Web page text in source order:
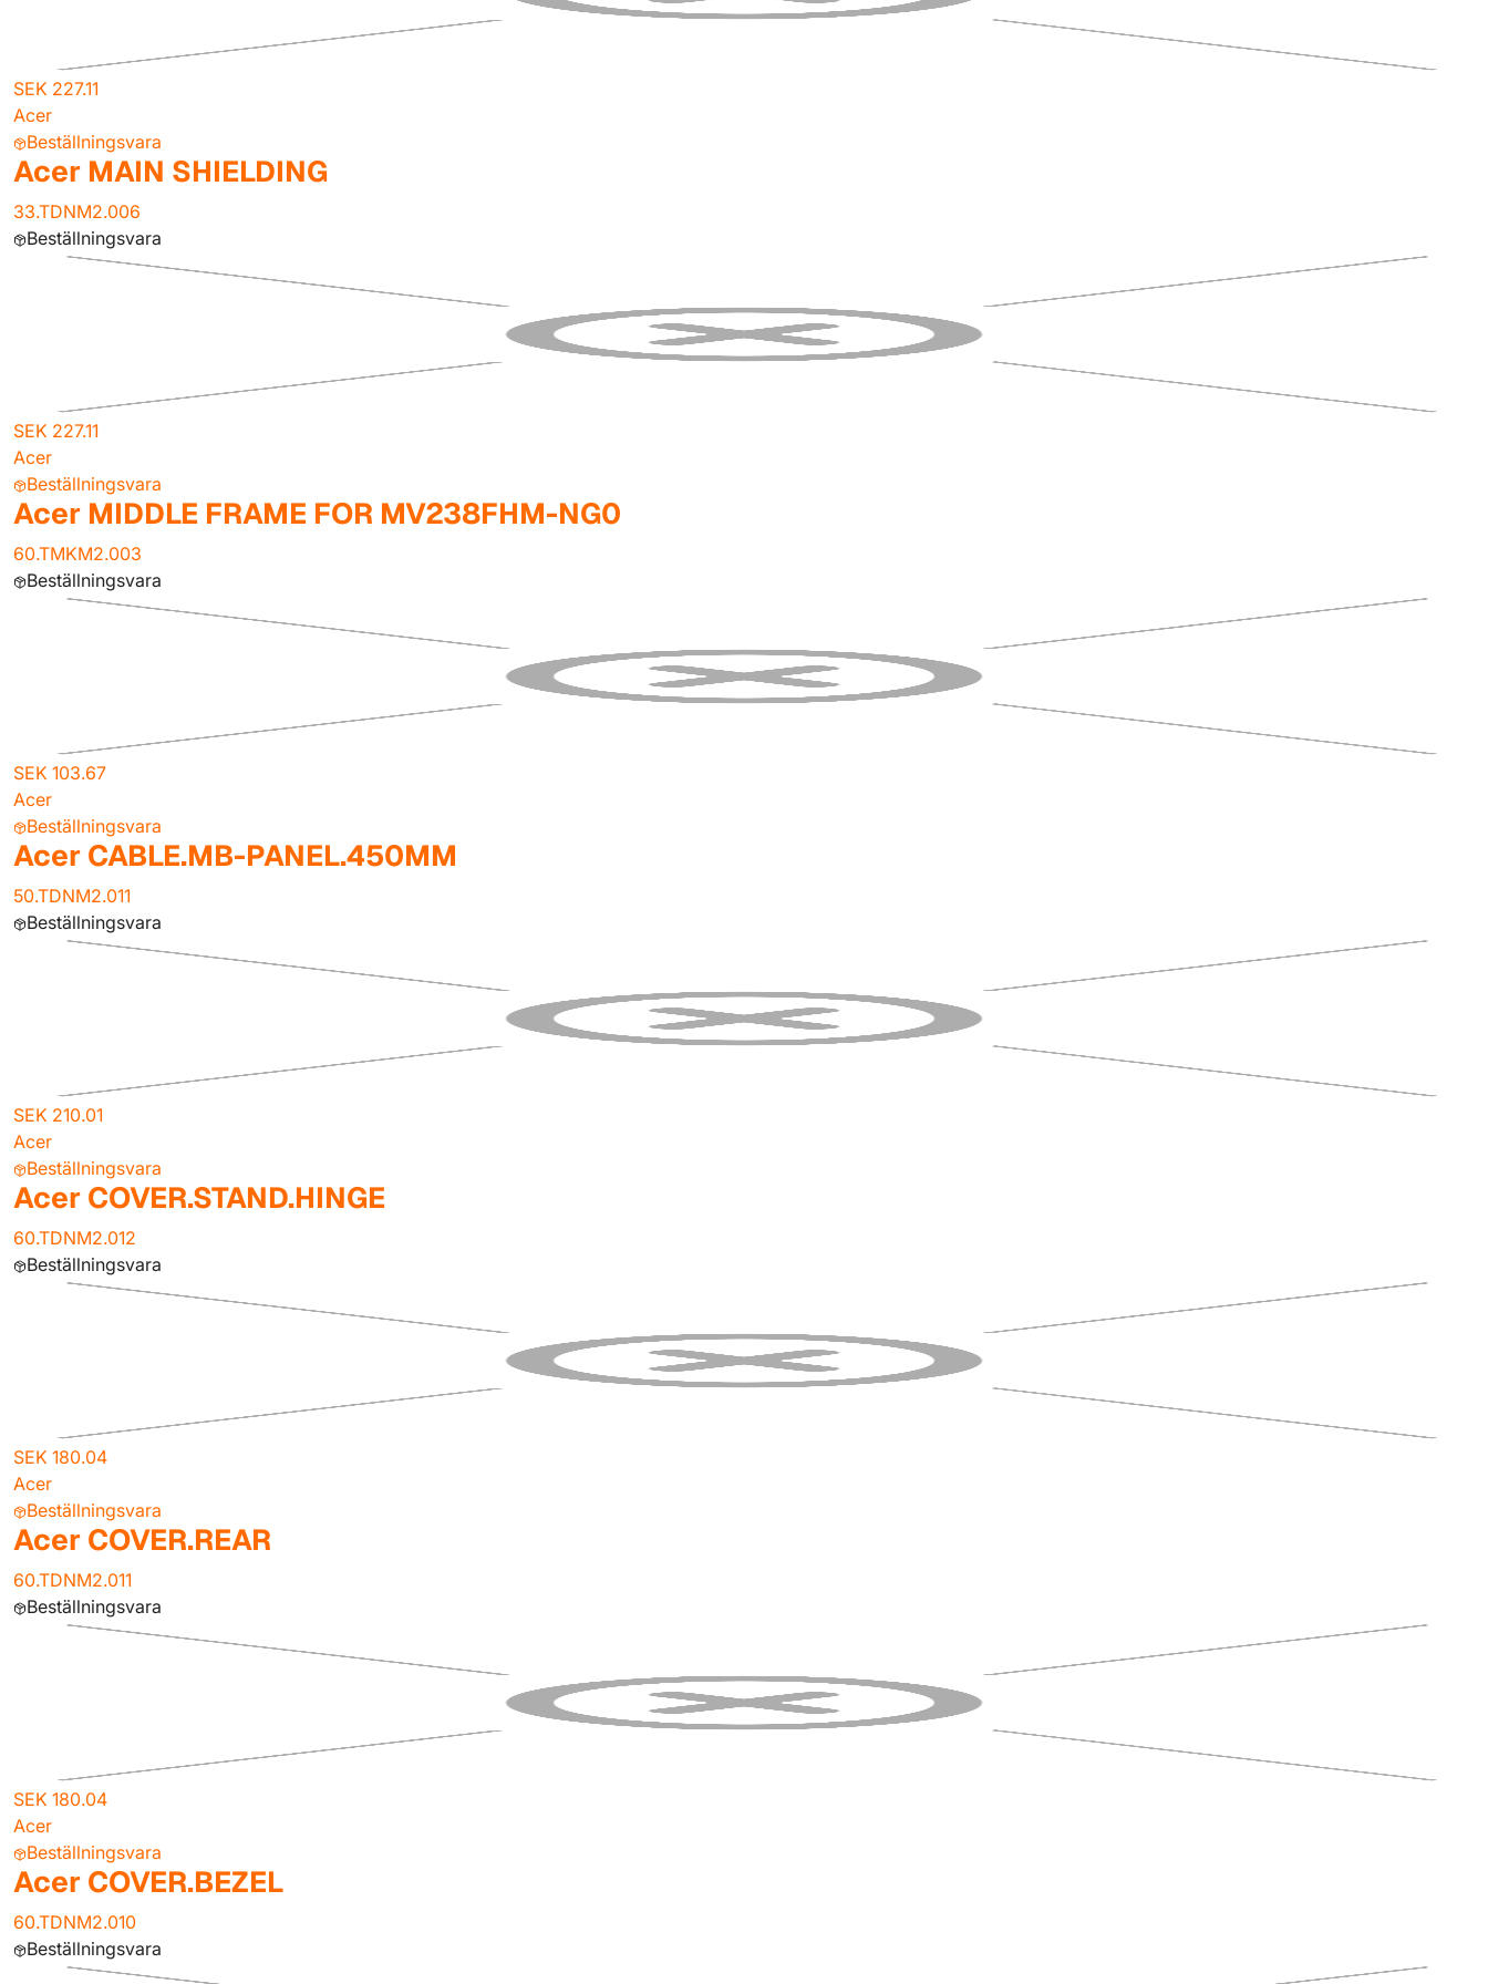
SEK 227.11
Acer
Beställningsvara
Acer MAIN SHIELDING
33.TDNM2.006
Beställningsvara
SEK 227.11
Acer
Beställningsvara
Acer MIDDLE FRAME FOR MV238FHM-NG0
60.TMKM2.003
Beställningsvara
SEK 103.67
Acer
Beställningsvara
Acer CABLE.MB-PANEL.450MM
50.TDNM2.011
Beställningsvara
SEK 210.01
Acer
Beställningsvara
Acer COVER.STAND.HINGE
60.TDNM2.012
Beställningsvara
SEK 180.04
Acer
Beställningsvara
Acer COVER.REAR
60.TDNM2.011
Beställningsvara
SEK 180.04
Acer
Beställningsvara
Acer COVER.BEZEL
60.TDNM2.010
Beställningsvara